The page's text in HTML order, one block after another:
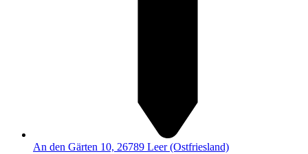
An den Gärten 10, 26789 Leer (Ostfriesland)